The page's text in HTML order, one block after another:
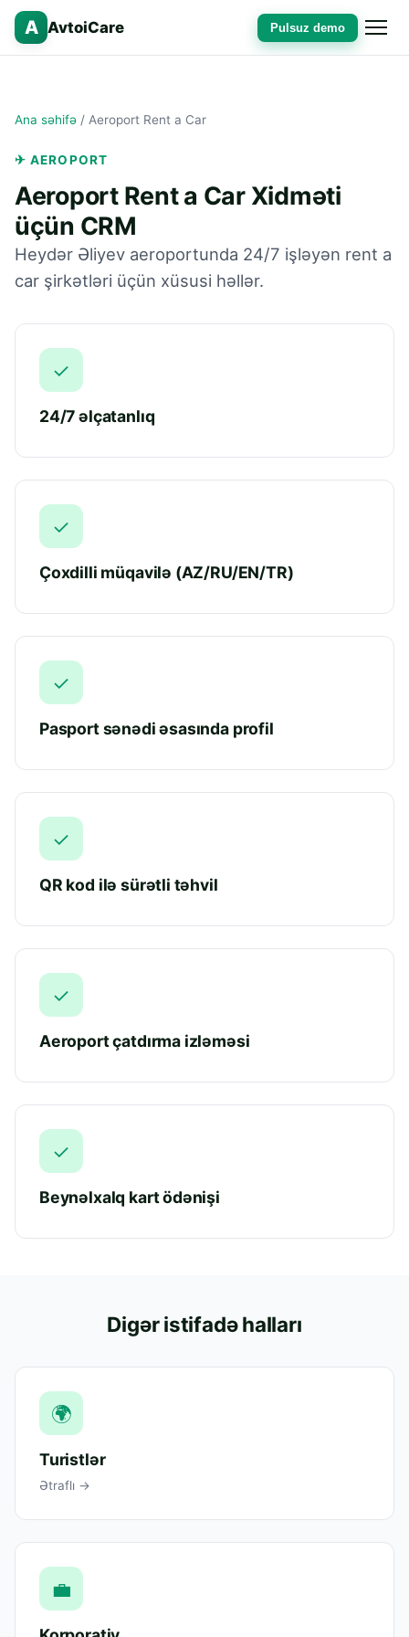
A AvtoiCare Pulsuz demo
Ana səhifə / Aeroport Rent a Car
✈ AEROPORT
Aeroport Rent a Car Xidməti
üçün CRM
Heydər Əliyev aeroportunda 24/7 işləyən rent a
car şirkətləri üçün xüsusi həllər.
✓
24/7 əlçatanlıq
✓
Çoxdilli müqavilə (AZ/RU/EN/TR)
✓
Pasport sənədi əsasında profil
✓
QR kod ilə sürətli təhvil
✓
Aeroport çatdırma izləməsi
✓
Beynəlxalq kart ödənişi
Digər istifadə halları
🌍
Turistlər
Ətraflı →
💼